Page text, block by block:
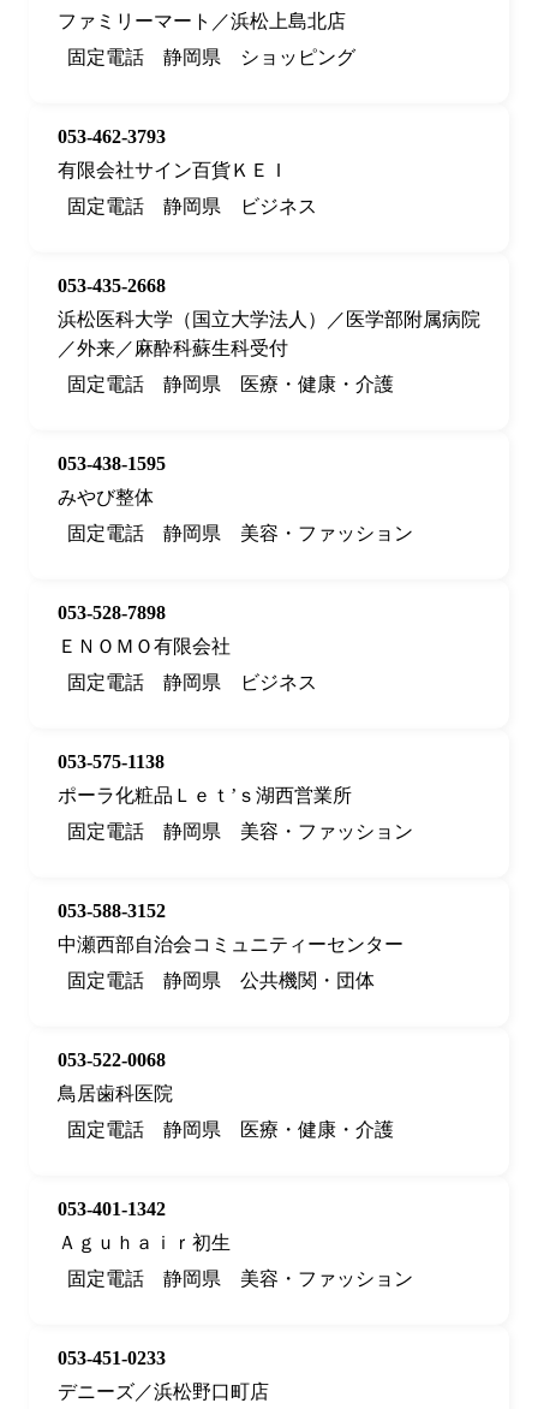
ファミリーマート／浜松上島北店
固定電話
静岡県 ショッピング
053-462-3793
有限会社サイン百貨ＫＥＩ
固定電話
静岡県 ビジネス
053-435-2668
浜松医科大学（国立大学法人）／医学部附属病院
／外来／麻酔科蘇生科受付
固定電話
静岡県 医療・健康・介護
053-438-1595
みやび整体
固定電話
静岡県 美容・ファッション
053-528-7898
ＥＮＯＭＯ有限会社
固定電話
静岡県 ビジネス
053-575-1138
ポーラ化粧品Ｌｅｔ’ｓ湖西営業所
固定電話
静岡県 美容・ファッション
053-588-3152
中瀬西部自治会コミュニティーセンター
固定電話
静岡県 公共機関・団体
053-522-0068
鳥居歯科医院
固定電話
静岡県 医療・健康・介護
053-401-1342
Ａｇｕｈａｉｒ初生
固定電話
静岡県 美容・ファッション
053-451-0233
デニーズ／浜松野口町店